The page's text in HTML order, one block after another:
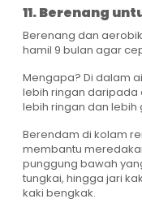
11. Berenang
Berenang dan
hamil 9 bulan agar
Mengapa? Di dalam
lebih ringan daripada
lebih ringan dan lebih
Berendam di kolam
membantu
punggung bawah
tungkai, hingga jari
kaki bengkak.